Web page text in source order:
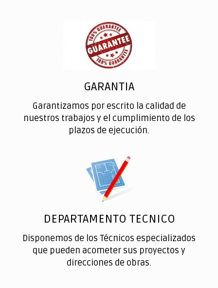
GARANTIA
Garantizamos por escrito la calidad de
nuestros trabajos y el cumplimiento de los
plazos de ejecución.
DEPARTAMENTO TECNICO
Disponemos de los Técnicos especializados
que pueden acometer sus proyectos y
direcciones de obras.